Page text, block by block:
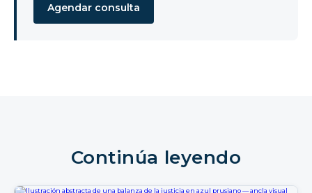
Agendar consulta
Continúa leyendo